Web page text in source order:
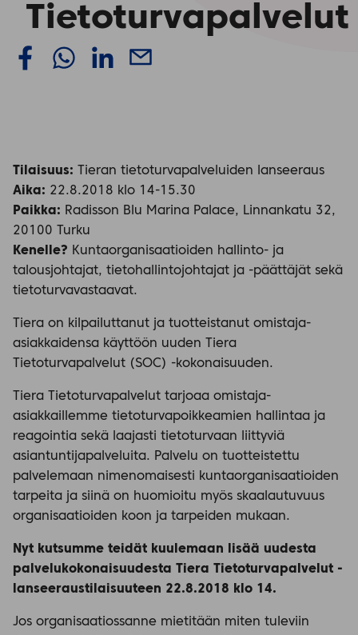
Tietoturvapalvelut
Tilaisuus: Tieran tietoturvapalveluiden lanseeraus
Aika: 22.8.2018 klo 14-15.30
Paikka: Radisson Blu Marina Palace, Linnankatu 32,
20100 Turku
Kenelle? Kuntaorganisaatioiden hallinto- ja
talousjohtajat, tietohallintojohtajat ja -päättäjät sekä
tietoturvavastaavat.
Tiera on kilpailuttanut ja tuotteistanut omistaja-
asiakkaidensa käyttöön uuden Tiera
Tietoturvapalvelut (SOC) -kokonaisuuden.
Tiera Tietoturvapalvelut tarjoaa omistaja-
asiakkaillemme tietoturvapoikkeamien hallintaa ja
reagointia sekä laajasti tietoturvaan liittyviä
asiantuntijapalveluita. Palvelu on tuotteistettu
palvelemaan nimenomaisesti kuntaorganisaatioiden
tarpeita ja siinä on huomioitu myös skaalautuvuus
organisaatioiden koon ja tarpeiden mukaan.
Nyt kutsumme teidät kuulemaan lisää uudesta
palvelukokonaisuudesta Tiera Tietoturvapalvelut -
lanseeraustilaisuuteen 22.8.2018 klo 14.
Jos organisaatiossanne mietitään miten tuleviin